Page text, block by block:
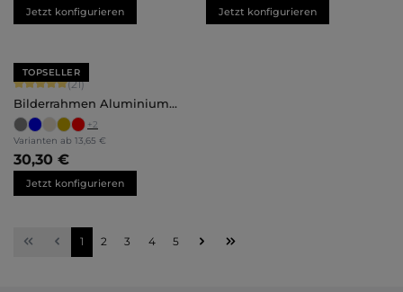
Jetzt konfigurieren Jetzt konfigurieren
TOPSELLER
Durchschnittliche Bewertung von 5 von 5 Sternen
(21)
Bilderrahmen Aluminium
Mika
+2
Varianten ab 13,65 €
30,30 €
Jetzt konfigurieren
Seite
1 Seite
2 Seite
3 Seite
4 Seite
5